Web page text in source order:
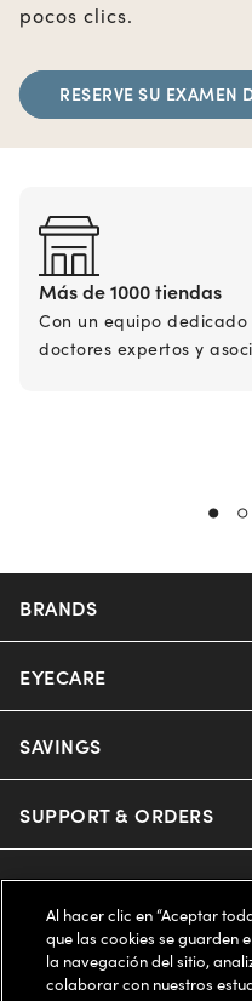
pocos clics.
RESERVE SU EXAMEN
Más de 1000 tiendas
Con un equipo dedicado
doctores expertos y
BRANDS
Nuance Audio
Ray-Ban
Oakley
Oakley Meta
Miu Miu
EYECARE
Our Eyeglasses
Our Sunglasses
Our Contact Lenses
Ray-Ban | Meta
SAVINGS
Offers & Discount
Insurance
FSA & HSA
SUPPORT & ORDERS
Help Center
Online Order Status
LEGAL
Privacy Policy
COMPANY INFO
Al hacer clic en “Aceptar
que las cookies se guarden
la navegación del sitio,
colaborar con nuestros